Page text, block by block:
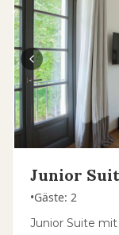
Junior
•Gäste: 2
Junior Suite